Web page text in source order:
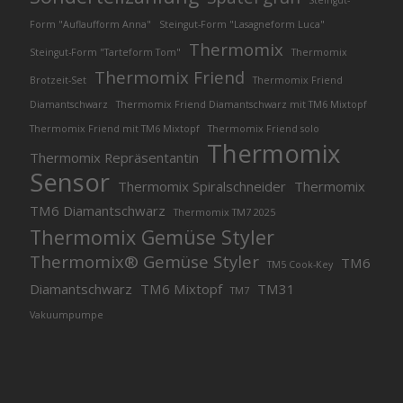
Form "Auflaufform Anna"
Steingut-Form "Lasagneform Luca"
Steingut-Form "Tarteform Tom" Thermomix Thermomix
Brotzeit-Set Thermomix Friend
Thermomix Friend
Diamantschwarz
Thermomix Friend Diamantschwarz mit TM6 Mixtopf
Thermomix Friend mit TM6 Mixtopf
Thermomix Friend solo
Thermomix Repräsentantin Thermomix
Sensor Thermomix Spiralschneider Thermomix
TM6 Diamantschwarz
Thermomix TM7 2025
Thermomix Gemüse Styler
Thermomix® Gemüse Styler TM5 Cook-Key
TM6
Diamantschwarz TM6 Mixtopf TM7 TM31
Vakuumpumpe